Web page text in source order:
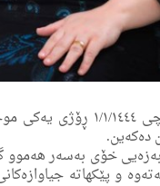
بە بۆنەی ھاتنەوەی
دەكەین.
خۆی بەسەر ھەموو
و پێكھاتە